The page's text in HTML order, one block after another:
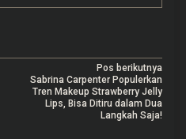
Pos berikutnya
Sabrina Carpenter Populerkan
Tren Makeup Strawberry Jelly
Lips, Bisa Ditiru dalam Dua
Langkah Saja!